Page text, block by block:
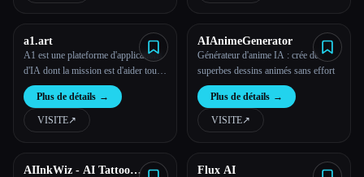
a1.art
A1 est une plateforme d'applications
d'IA dont la mission est d'aider tout
le monde à créer facilement des
applications artistiques basées sur
l'IA.
Plus de détails →
VISITE↗︎
AIAnimeGenerator
Générateur d'anime IA : crée de
superbes dessins animés sans effort
Plus de détails →
VISITE↗︎
AIInkWiz - AI Tattoo
Flux AI